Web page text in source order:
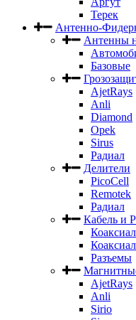
Терек
Антенно-
Антенны
Базовые
AjetRays
Anli
Diamond
Opek
Sirus
Радиал
Делители
PicoCell
Remotek
Радиал
Кабель и
Разъемы
AjetRays
Anli
Sirio